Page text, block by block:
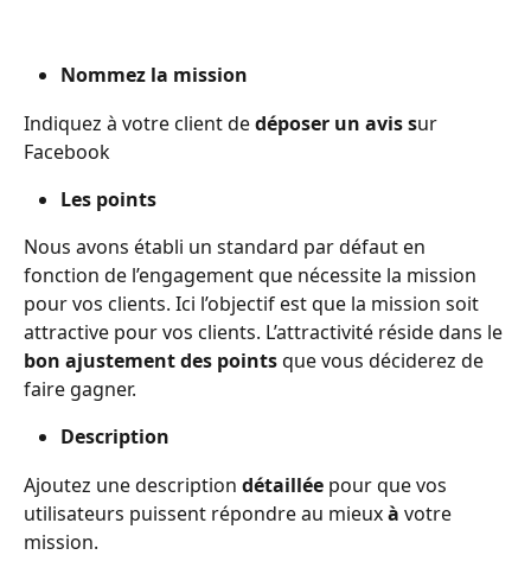
Nommez la mission
Indiquez à votre client de déposer un avis sur
Facebook
Les points
Nous avons établi un standard par défaut en
fonction de l’engagement que nécessite la mission
pour vos clients. Ici l’objectif est que la mission soit
attractive pour vos clients. L’attractivité réside dans le
bon ajustement des points que vous déciderez de
faire gagner.
Description
Ajoutez une description détaillée pour que vos
utilisateurs puissent répondre au mieux à votre
mission.